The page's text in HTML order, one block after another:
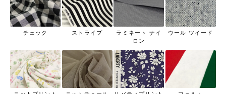
チェック ストライプ
ラミネート ナイ
ロン
ウール ツイード